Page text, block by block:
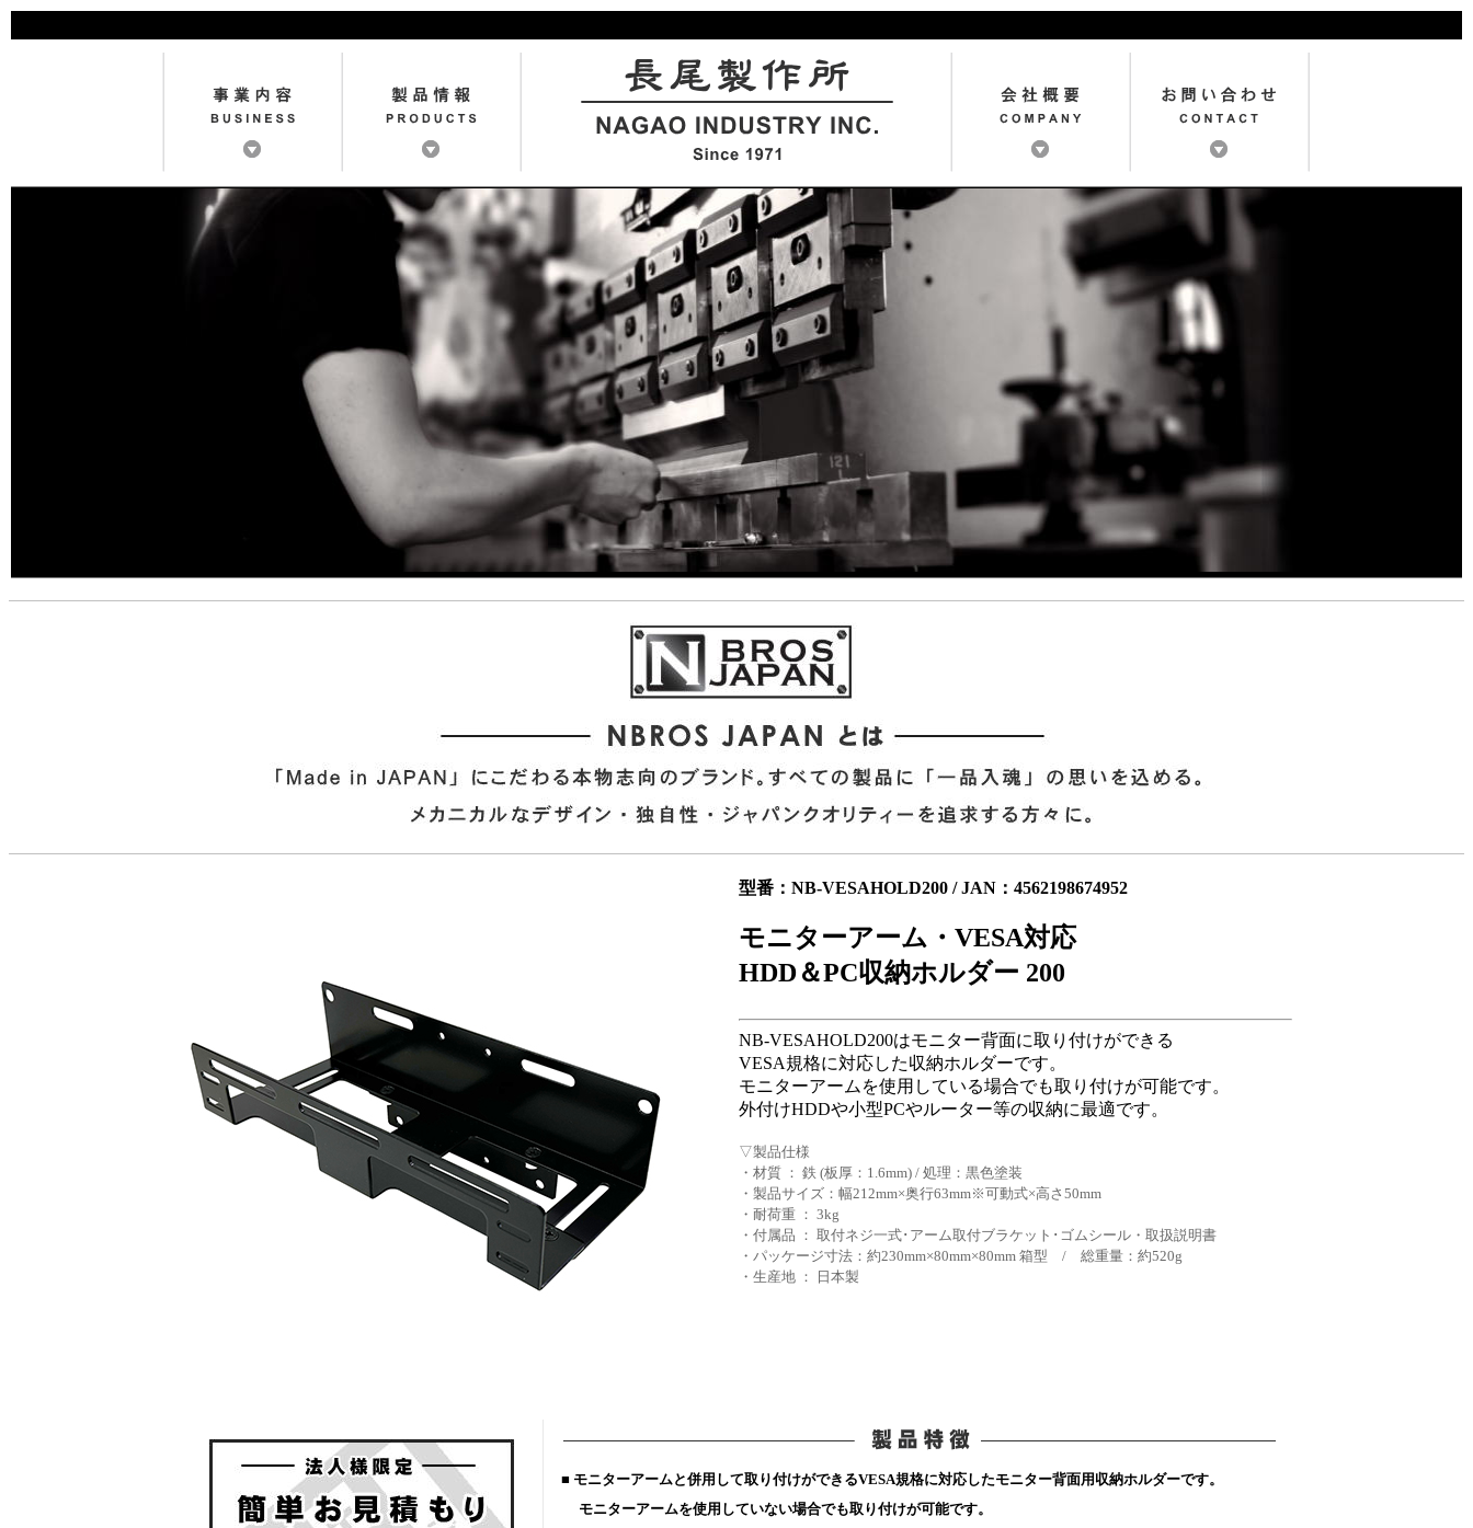
型番：NB-VESAHOLD200 / JAN：4562198674952
モニターアーム・VESA対応
HDD＆PC収納ホルダー 200
NB-VESAHOLD200はモニター背面に取り付けができる
VESA規格に対応した収納ホルダーです。
モニターアームを使用している場合でも取り付けが可能です。
外付けHDDや小型PCやルーター等の収納に最適です。
▽製品仕様
・材質 ： 鉄 (板厚：1.6mm) / 処理：黒色塗装
・製品サイズ：幅212mm×奥行63mm※可動式×高さ50mm
・耐荷重 ： 3kg
・付属品 ： 取付ネジ一式･アーム取付ブラケット･ゴムシール・取扱説明書
・パッケージ寸法：約230mm×80mm×80mm 箱型 / 総重量：約520g
・生産地 ： 日本製
■ モニターアームと併用して取り付けができるVESA規格に対応したモニター背面用収納ホルダーです。
モニターアームを使用していない場合でも取り付けが可能です。